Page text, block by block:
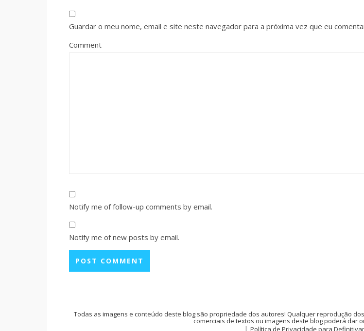
Guardar o meu nome, email e site neste navegador para a próxima vez que eu
Comment
Notify me of follow-up comments by email.
Notify me of new posts by email.
Todas as imagens e conteúdo deste blog são propriedade dos autores! Qualquer reprodução
comerciais de textos ou imagens deste blog poderá dar
Política de Privacidade para